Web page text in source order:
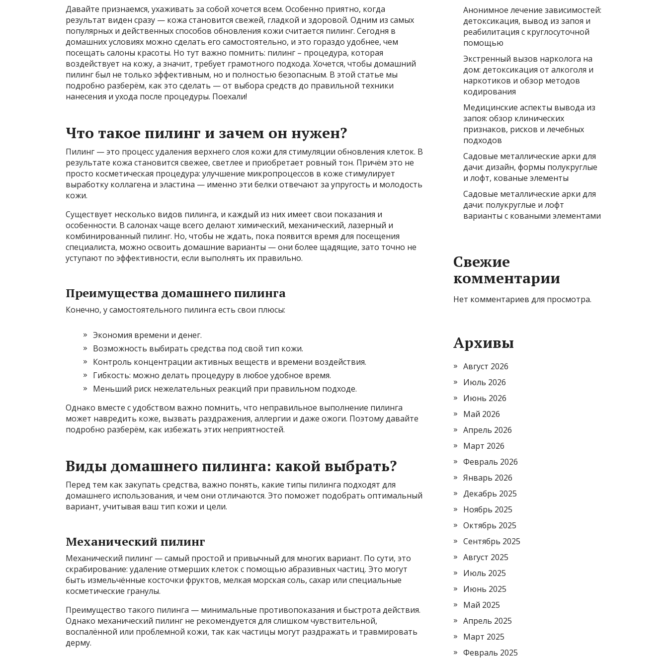
Давайте признаемся, ухаживать за собой хочется всем. Особенно приятно, когда
результат виден сразу — кожа становится свежей, гладкой и здоровой. Одним из самых
популярных и действенных способов обновления кожи считается пилинг. Сегодня в
домашних условиях можно сделать его самостоятельно, и это гораздо удобнее, чем
посещать салоны красоты. Но тут важно помнить: пилинг – процедура, которая
воздействует на кожу, а значит, требует грамотного подхода. Хочется, чтобы домашний
пилинг был не только эффективным, но и полностью безопасным. В этой статье мы
подробно разберём, как это сделать — от выбора средств до правильной техники
нанесения и ухода после процедуры. Поехали!
Что такое пилинг и зачем он нужен?
Пилинг — это процесс удаления верхнего слоя кожи для стимуляции обновления клеток. В
результате кожа становится свежее, светлее и приобретает ровный тон. Причём это не
просто косметическая процедура: улучшение микропроцессов в коже стимулирует
выработку коллагена и эластина — именно эти белки отвечают за упругость и молодость
кожи.
Существует несколько видов пилинга, и каждый из них имеет свои показания и
особенности. В салонах чаще всего делают химический, механический, лазерный и
комбинированный пилинг. Но, чтобы не ждать, пока появится время для посещения
специалиста, можно освоить домашние варианты — они более щадящие, зато точно не
уступают по эффективности, если выполнять их правильно.
Преимущества домашнего пилинга
Конечно, у самостоятельного пилинга есть свои плюсы:
Экономия времени и денег.
Возможность выбирать средства под свой тип кожи.
Контроль концентрации активных веществ и времени воздействия.
Гибкость: можно делать процедуру в любое удобное время.
Меньший риск нежелательных реакций при правильном подходе.
Однако вместе с удобством важно помнить, что неправильное выполнение пилинга
может навредить коже, вызвать раздражения, аллергии и даже ожоги. Поэтому давайте
подробно разберём, как избежать этих неприятностей.
Виды домашнего пилинга: какой выбрать?
Перед тем как закупать средства, важно понять, какие типы пилинга подходят для
домашнего использования, и чем они отличаются. Это поможет подобрать оптимальный
вариант, учитывая ваш тип кожи и цели.
Механический пилинг
Механический пилинг — самый простой и привычный для многих вариант. По сути, это
скрабирование: удаление отмерших клеток с помощью абразивных частиц. Это могут
быть измельчённые косточки фруктов, мелкая морская соль, сахар или специальные
косметические гранулы.
Преимущество такого пилинга — минимальные противопоказания и быстрота действия.
Однако механический пилинг не рекомендуется для слишком чувствительной,
воспалённой или проблемной кожи, так как частицы могут раздражать и травмировать
дерму.
Анонимное лечение зависимостей:
детоксикация, вывод из запоя и
реабилитация с круглосуточной
помощью
Экстренный вызов нарколога на
дом: детоксикация от алкоголя и
наркотиков и обзор методов
кодирования
Медицинские аспекты вывода из
запоя: обзор клинических
признаков, рисков и лечебных
подходов
Садовые металлические арки для
дачи: дизайн, формы полукруглые
и лофт, кованые элементы
Садовые металлические арки для
дачи: полукруглые и лофт
варианты с коваными элементами
Свежие
комментарии
Нет комментариев для просмотра.
Архивы
Август 2026
Июль 2026
Июнь 2026
Май 2026
Апрель 2026
Март 2026
Февраль 2026
Январь 2026
Декабрь 2025
Ноябрь 2025
Октябрь 2025
Сентябрь 2025
Август 2025
Июль 2025
Июнь 2025
Май 2025
Апрель 2025
Март 2025
Февраль 2025